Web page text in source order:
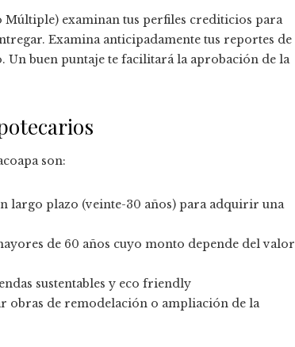
Múltiple) examinan tus perfiles crediticios para
Examina anticipadamente tus reportes de
buen puntaje te facilitará la aprobación de la
son:
largo plazo (veinte-30 años) para adquirir una
de 60 años cuyo monto depende del valor
sustentables y eco friendly
obras de remodelación o ampliación de la